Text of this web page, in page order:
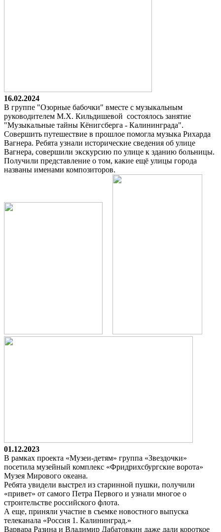
16.02.2024
В группе "Озорные бабочки" вместе с музыкальным
руководителем М.Х. Кильдишевой состоялось занятие
"Музыкальные тайны Кёнигсберга - Калининграда".
Совершить путешествие в прошлое помогла музыка Рихарда
Вагнера. Ребята узнали исторические сведения об улице
Вагнера, совершили экскурсию по улице к зданию больницы.
Получили представление о том, какие ещё улицы города
названы именами композиторов.
01.12.2023
В рамках проекта «Музеи-детям» группа «Звездочки»
посетила музейный комплекс «Фридрихсбургские ворота»
Музея Мирового океана.
Ребята увидели выстрел из старинной пушки, получили
«привет» от самого Петра Первого и узнали многое о
строительстве российского флота.
А еще, приняли участие в съемке новостного выпуска
телеканала «Россия 1. Калининград.»
Варвара Разина и Владимир Дабатовкин даже дали короткое